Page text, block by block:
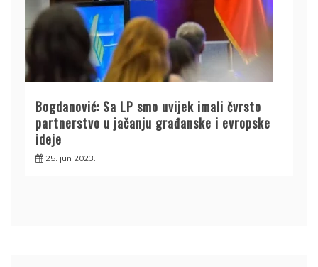
Bogdanović: Sa LP smo uvijek imali čvrsto
partnerstvo u jačanju građanske i evropske
ideje
25. jun 2023.